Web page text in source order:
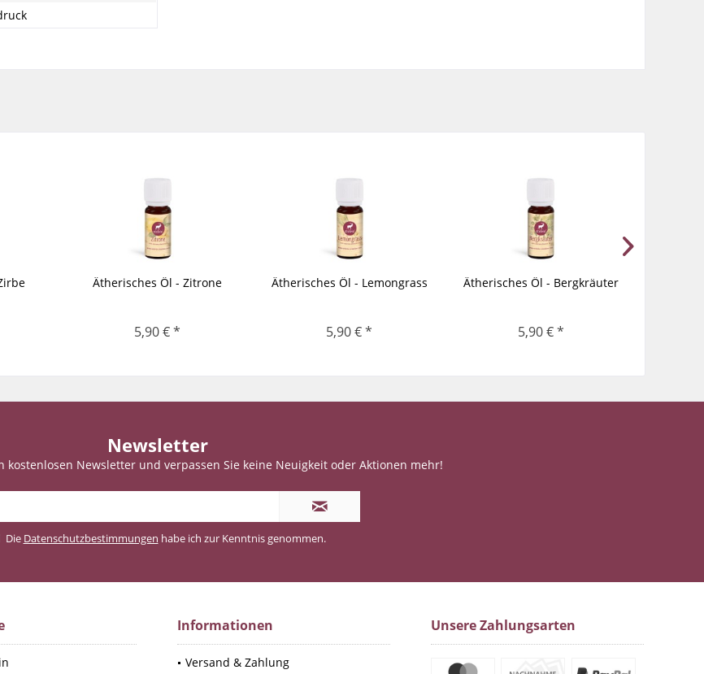
Ätherisches Öl - Zitrone
5,90 € *
Ätherisches Öl - Lemongrass
5,90 € *
Ätherisches Öl - Bergkräuter
5,90 € *
Newsletter
kostenlosen Newsletter und verpassen Sie keine Neuigkeit oder Aktionen mehr!
Die Datenschutzbestimmungen habe ich zur Kenntnis genommen.
Informationen
Versand & Zahlung
Unsere Zahlungsarten